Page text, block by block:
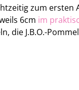
zum ersten
6cm im
die J.B.O.-